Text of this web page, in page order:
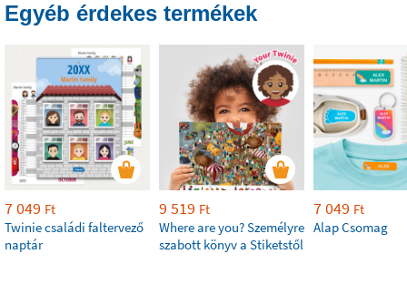
Egyéb érdekes termékek
7 049 Ft
Twinie családi faltervező
naptár
9 519 Ft
Where are you? Személyre
szabott könyv a Stiketstől
7 049 Ft
Alap Csomag